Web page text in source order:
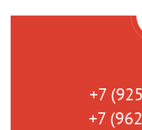
+7
+7